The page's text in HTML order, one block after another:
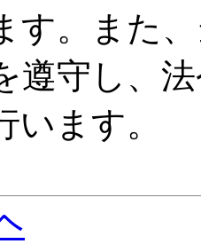
す。また
遵守し、
います。